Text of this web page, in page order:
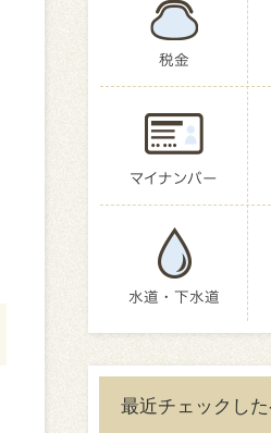
税金
マイナンバー
水道・下水道
最近チェックし